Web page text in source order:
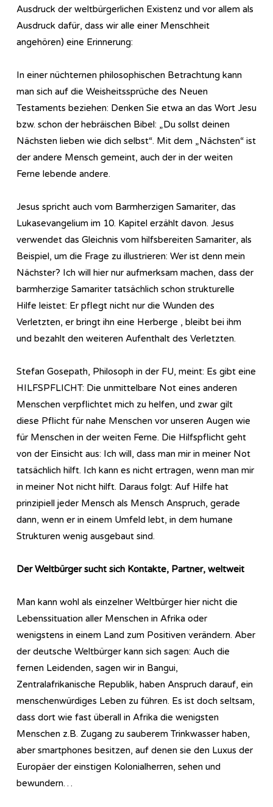
Ausdruck der weltbürgerlichen Existenz und vor allem als
Ausdruck dafür, dass wir alle einer Menschheit
angehören) eine Erinnerung:
In einer nüchternen philosophischen Betrachtung kann
man sich auf die Weisheitssprüche des Neuen
Testaments beziehen: Denken Sie etwa an das Wort Jesu
bzw. schon der hebräischen Bibel: „Du sollst deinen
Nächsten lieben wie dich selbst“. Mit dem „Nächsten“ ist
der andere Mensch gemeint, auch der in der weiten
Ferne lebende andere.
Jesus spricht auch vom Barmherzigen Samariter, das
Lukasevangelium im 10. Kapitel erzählt davon. Jesus
verwendet das Gleichnis vom hilfsbereiten Samariter, als
Beispiel, um die Frage zu illustrieren: Wer ist denn mein
Nächster? Ich will hier nur aufmerksam machen, dass der
barmherzige Samariter tatsächlich schon strukturelle
Hilfe leistet: Er pflegt nicht nur die Wunden des
Verletzten, er bringt ihn eine Herberge , bleibt bei ihm
und bezahlt den weiteren Aufenthalt des Verletzten.
Stefan Gosepath, Philosoph in der FU, meint: Es gibt eine
HILFSPFLICHT: Die unmittelbare Not eines anderen
Menschen verpflichtet mich zu helfen, und zwar gilt
diese Pflicht für nahe Menschen vor unseren Augen wie
für Menschen in der weiten Ferne. Die Hilfspflicht geht
von der Einsicht aus: Ich will, dass man mir in meiner Not
tatsächlich hilft. Ich kann es nicht ertragen, wenn man mir
in meiner Not nicht hilft. Daraus folgt: Auf Hilfe hat
prinzipiell jeder Mensch als Mensch Anspruch, gerade
dann, wenn er in einem Umfeld lebt, in dem humane
Strukturen wenig ausgebaut sind.
Der Weltbürger sucht sich Kontakte, Partner, weltweit
Man kann wohl als einzelner Weltbürger hier nicht die
Lebenssituation aller Menschen in Afrika oder
wenigstens in einem Land zum Positiven verändern. Aber
der deutsche Weltbürger kann sich sagen: Auch die
fernen Leidenden, sagen wir in Bangui,
Zentralafrikanische Republik, haben Anspruch darauf, ein
menschenwürdiges Leben zu führen. Es ist doch seltsam,
dass dort wie fast überall in Afrika die wenigsten
Menschen z.B. Zugang zu sauberem Trinkwasser haben,
aber smartphones besitzen, auf denen sie den Luxus der
Europäer der einstigen Kolonialherren, sehen und
bewundern…